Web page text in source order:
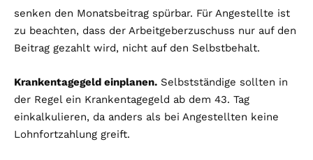
senken den Monatsbeitrag spürbar. Für Angestellte ist
zu beachten, dass der Arbeitgeberzuschuss nur auf den
Beitrag gezahlt wird, nicht auf den Selbstbehalt.
Krankentagegeld einplanen. Selbstständige sollten in
der Regel ein Krankentagegeld ab dem 43. Tag
einkalkulieren, da anders als bei Angestellten keine
Lohnfortzahlung greift.